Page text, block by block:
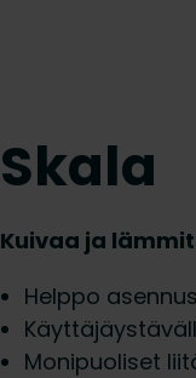
Skala
Kuivaa ja
Helppo asennus
Monipuoliset